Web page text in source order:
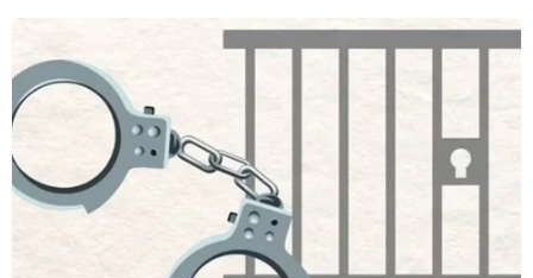
TIN CÙNG CHUYÊN MỤC
Ngoại giao kinh tế: Kiến tạo hệ sinh